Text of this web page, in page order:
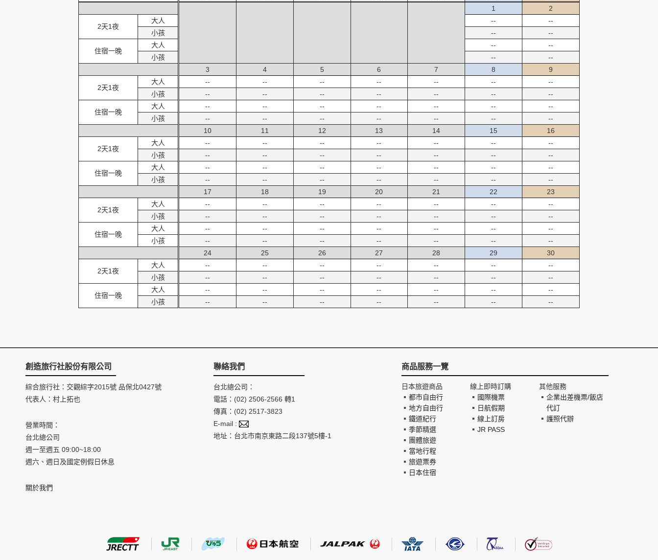
2天1夜
大人
小孩
住宿一晚
大人
小孩
2天1夜
大人
小孩
住宿一晚
大人
小孩
2天1夜
大人
小孩
住宿一晚
大人
小孩
2天1夜
大人
小孩
住宿一晚
大人
小孩
2天1夜
大人
小孩
住宿一晚
大人
小孩
1
--
--
--
--
2
--
--
--
--
3
--
--
--
--
4
--
--
--
--
5
--
--
--
--
6
--
--
--
--
7
--
--
--
--
8
--
--
--
--
9
--
--
--
--
10
--
--
--
--
11
--
--
--
--
12
--
--
--
--
13
--
--
--
--
14
--
--
--
--
15
--
--
--
--
16
--
--
--
--
17
--
--
--
--
18
--
--
--
--
19
--
--
--
--
20
--
--
--
--
21
--
--
--
--
22
--
--
--
--
23
--
--
--
--
24
--
--
--
--
25
--
--
--
--
26
--
--
--
--
27
--
--
--
--
28
--
--
--
--
29
--
--
--
--
30
--
--
--
--
創造旅行社股份有限公司
綜合旅行社：交觀綜字2015號 品保北0427號
代表人：村上拓也
營業時間：
台北總公司
週一至週五 09:00~18:00
週六、週日及國定例假日休息
關於我們
聯絡我們
台北總公司：
電話：(02) 2506-2566 轉1
傳真：(02) 2517-3823
E-mail :
地址：台北市南京東路二段137號5樓-1
商品服務一覽
日本旅遊商品
都市自由行
地方自由行
鐵道紀行
季節精選
團體旅遊
當地行程
旅遊票券
日本住宿
線上即時訂購
國際機票
日航假期
線上訂房
JR PASS
其他服務
企業出差機票/飯店
代訂
護照代辦